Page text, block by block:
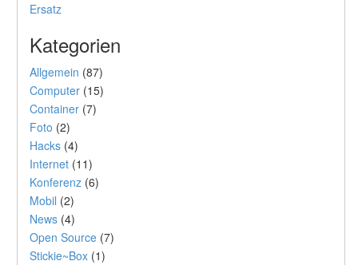
Ersatz
Kategorien
Allgemein (87)
Computer (15)
Container (7)
Foto (2)
Hacks (4)
Internet (11)
Konferenz (6)
Mobil (2)
News (4)
Open Source (7)
Stickie~Box (1)